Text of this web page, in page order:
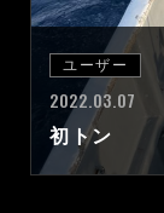
ユーザー
2022.03.07
初トン